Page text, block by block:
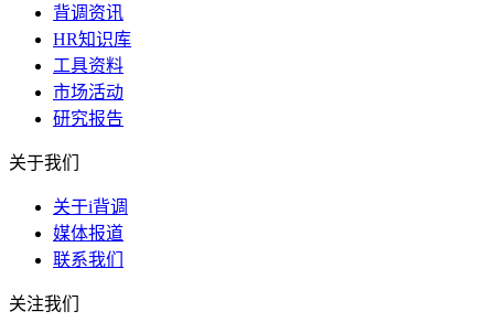
背调资讯
HR知识库
工具资料
市场活动
研究报告
关于我们
关于i背调
媒体报道
联系我们
关注我们